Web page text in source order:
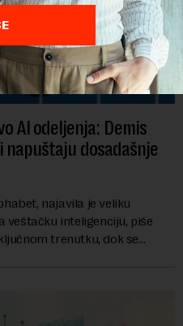
AI odeljenja: Demis
dosadašnje
najavila je veliku
veštačku inteligenciju, piše
trenutku, dok se